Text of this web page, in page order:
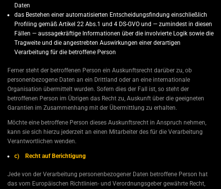
Daten
das Bestehen einer automatisierten Entscheidungsfindung einschließlich
Profiling gemäß Artikel 22 Abs.1 und 4 DS-GVO und — zumindest in diesen
Fällen — aussagekräftige Informationen über die involvierte Logik sowie die
Tragweite und die angestrebten Auswirkungen einer derartigen
Verarbeitung für die betroffene Person
Ferner steht der betroffenen Person ein Auskunftsrecht darüber zu, ob
personenbezogene Daten an ein Drittland oder an eine internationale
Organisation übermittelt wurden. Sofern dies der Fall ist, so steht der
betroffenen Person im Übrigen das Recht zu, Auskunft über die geeigneten
Garantien im Zusammenhang mit der Übermittlung zu erhalten.
Möchte eine betroffene Person dieses Auskunftsrecht in Anspruch nehmen,
kann sie sich hierzu jederzeit an einen Mitarbeiter des für die Verarbeitung
Verantwortlichen wenden.
c) Recht auf Berichtigung
Jede von der Verarbeitung personenbezogener Daten betroffene Person hat
das vom Europäischen Richtlinien- und Verordnungsgeber gewährte Recht,